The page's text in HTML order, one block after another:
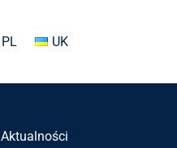
PL UK
Aktualności